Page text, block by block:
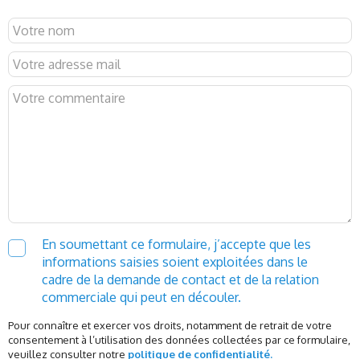
En soumettant ce formulaire, j’accepte que les
informations saisies soient exploitées dans le
cadre de la demande de contact et de la relation
commerciale qui peut en découler.
Pour connaître et exercer vos droits, notamment de retrait de votre
consentement à l’utilisation des données collectées par ce formulaire,
veuillez consulter notre politique de confidentialité.